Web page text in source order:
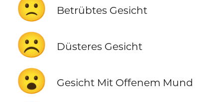
🙁 Betrübtes Gesicht
☹️ Düsteres Gesicht
😮 Gesicht Mit Offenem Mund